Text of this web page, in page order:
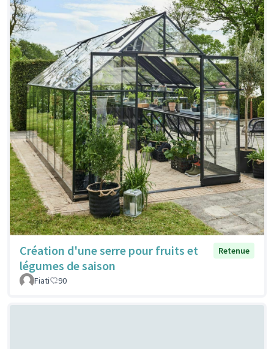
Création d'une serre pour fruits et
légumes de saison
Retenue
Fiati 90